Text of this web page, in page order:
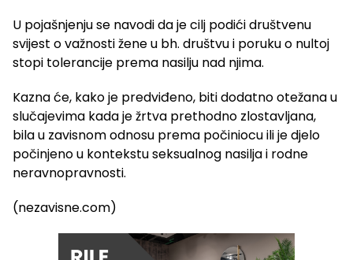
U pojašnjenju se navodi da je cilj podići društvenu
svijest o važnosti žene u bh. društvu i poruku o nultoj
stopi tolerancije prema nasilju nad njima.
Kazna će, kako je predviđeno, biti dodatno otežana u
slučajevima kada je žrtva prethodno zlostavljana,
bila u zavisnom odnosu prema počiniocu ili je djelo
počinjeno u kontekstu seksualnog nasilja i rodne
neravnopravnosti.
(nezavisne.com)